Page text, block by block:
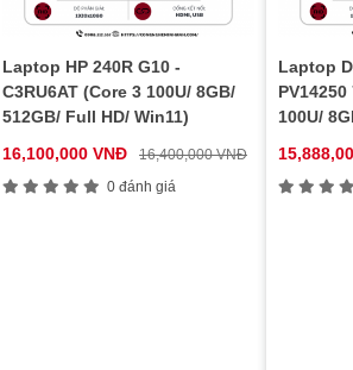
Ram:
8GB
Ổ
: 512GB
2280
NVMe™
OS
11 Home
Laptop HP 240R G10 -
C3RU6AT (Core 3 100U/ 8GB/
512GB/ Full HD/ Win11)
16,100,000 VNĐ
16,400,000 VNĐ
0 đánh giá
Laptop
100U/
Silver/ 2Y)